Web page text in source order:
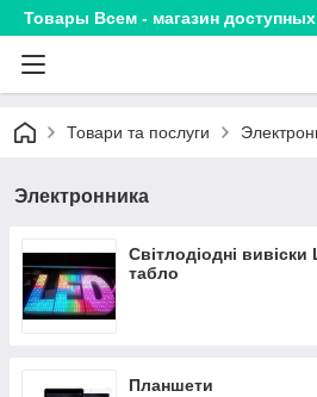
Товары Всем - магазин
Товари та послуги
Электронника
Світлодіодні
табло
Планшети